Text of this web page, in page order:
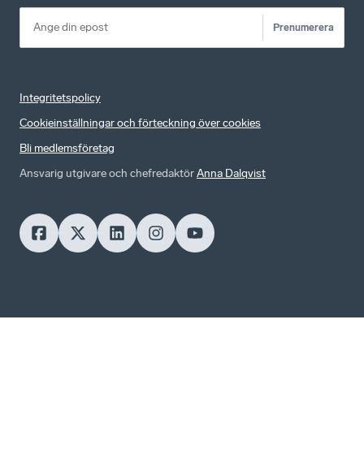
Prenumerera
Integritetspolicy
Cookieinställningar och förteckning över cookies
Bli medlemsföretag
Ansvarig utgivare och chefredaktörAnna Dalqvist